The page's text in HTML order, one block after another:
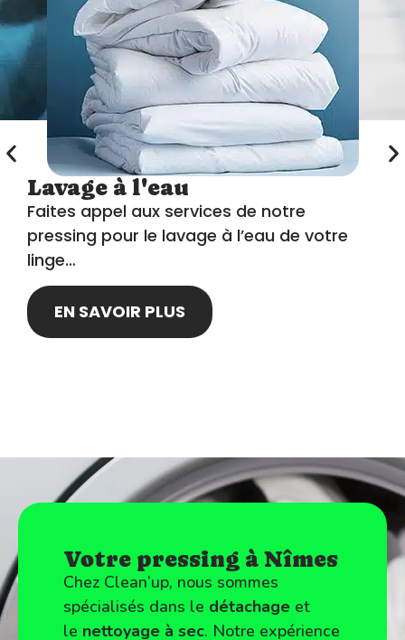
Lavage à l'eau
Faites appel aux services de notre
pressing pour le lavage à l’eau de votre
linge…
EN SAVOIR PLUS
Votre pressing à Nîmes
Chez Clean’up, nous sommes
spécialisés dans le détachage et
le nettoyage à sec. Notre expérience